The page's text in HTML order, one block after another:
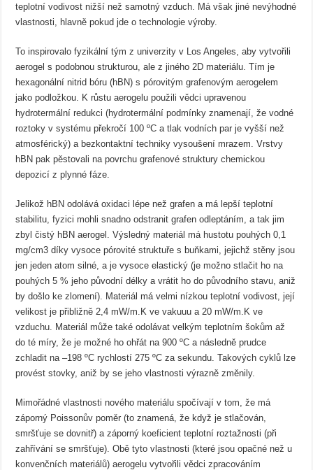
teplotní vodivost nižší než samotný vzduch. Má však jiné nevýhodné
vlastnosti, hlavně pokud jde o technologie výroby.
To inspirovalo fyzikální tým z univerzity v Los Angeles, aby vytvořili
aerogel s podobnou strukturou, ale z jiného 2D materiálu. Tím je
hexagonální nitrid bóru (hBN) s pórovitým grafenovým aerogelem
jako podložkou. K růstu aerogelu použili vědci upravenou
hydrotermální redukci (hydrotermální podmínky znamenají, že vodné
roztoky v systému překročí 100 ºC a tlak vodních par je vyšší než
atmosférický) a bezkontaktní techniky vysoušení mrazem. Vrstvy
hBN pak pěstovali na povrchu grafenové struktury chemickou
depozicí z plynné fáze.
Jelikož hBN odolává oxidaci lépe než grafen a má lepší teplotní
stabilitu, fyzici mohli snadno odstranit grafen odleptáním, a tak jim
zbyl čistý hBN aerogel. Výsledný materiál má hustotu pouhých 0,1
mg/cm3 díky vysoce pórovité struktuře s buňkami, jejichž stěny jsou
jen jeden atom silné, a je vysoce elastický (je možno stlačit ho na
pouhých 5 % jeho původní délky a vrátit ho do původního stavu, aniž
by došlo ke zlomení). Materiál má velmi nízkou teplotní vodivost, její
velikost je přibližně 2,4 mW/m.K ve vakuuu a 20 mW/m.K ve
vzduchu. Materiál může také odolávat velkým teplotním šokům až
do té míry, že je možné ho ohřát na 900 ºC a následně prudce
zchladit na –198 ºC rychlostí 275 ºC za sekundu. Takových cyklů lze
provést stovky, aniž by se jeho vlastnosti výrazně změnily.
Mimořádné vlastnosti nového materiálu spočívají v tom, že má
záporný Poissonův poměr (to znamená, že když je stlačován,
smršťuje se dovnitř) a záporný koeficient teplotní roztažnosti (při
zahřívání se smršťuje). Obě tyto vlastnosti (které jsou opačné než u
konvenčních materiálů) aerogelu vytvořili vědci zpracováním